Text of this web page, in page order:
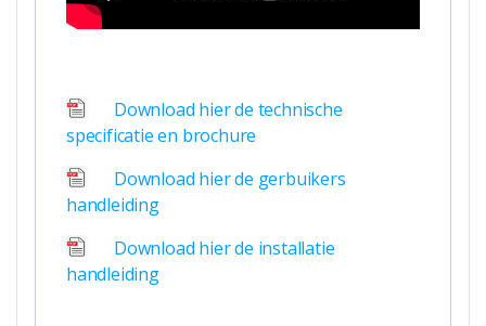
Download hier de technische
specificatie en brochure
Download hier de gerbuikers
handleiding
Download hier de installatie
handleiding